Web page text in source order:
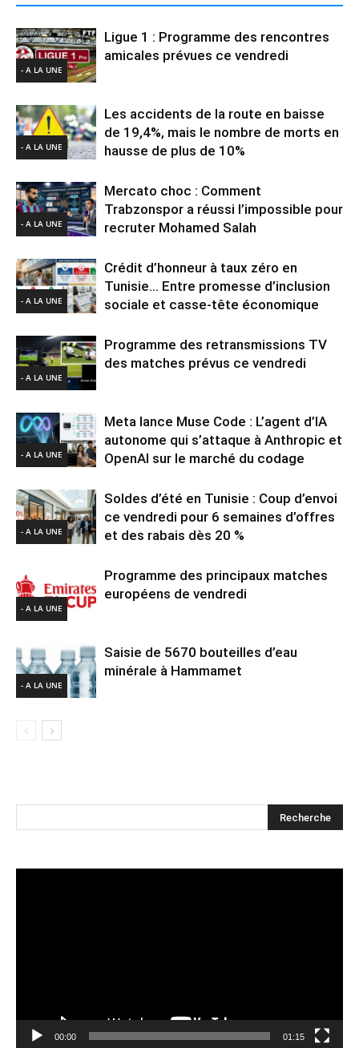
- A LA UNE
Ligue 1 : Programme des rencontres
amicales prévues ce vendredi
- A LA UNE
Les accidents de la route en baisse
de 19,4%, mais le nombre de morts en
hausse de plus de 10%
- A LA UNE
Mercato choc : Comment
Trabzonspor a réussi l’impossible pour
recruter Mohamed Salah
- A LA UNE
Crédit d’honneur à taux zéro en
Tunisie… Entre promesse d’inclusion
sociale et casse-tête économique
- A LA UNE
Programme des retransmissions TV
des matches prévus ce vendredi
- A LA UNE
Meta lance Muse Code : L’agent d’IA
autonome qui s’attaque à Anthropic et
OpenAI sur le marché du codage
- A LA UNE
Soldes d’été en Tunisie : Coup d’envoi
ce vendredi pour 6 semaines d’offres
et des rabais dès 20 %
- A LA UNE
Programme des principaux matches
européens de vendredi
- A LA UNE
Saisie de 5670 bouteilles d’eau
minérale à Hammamet
00:00 01:15